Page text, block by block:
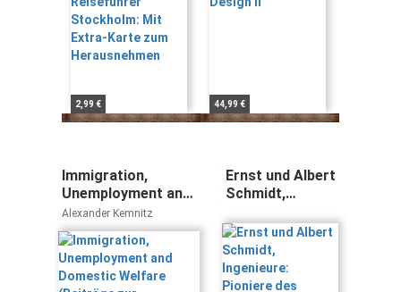
2,99 € 44,99 €
Immigration,
Unemployment and
Domestic Welfare
(Beiträge zur
Finanzwissenschaft,
Band 22)
Alexander Kemnitz
Ernst und Albert
Schmidt,
Pioniere des
Brückenbaus